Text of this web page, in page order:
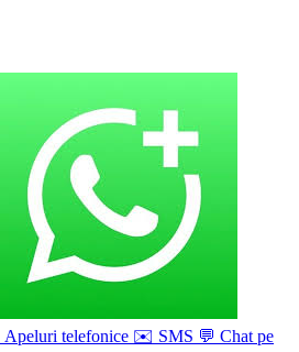
Apeluri telefonice ✉️ SMS 💬 Chat pe